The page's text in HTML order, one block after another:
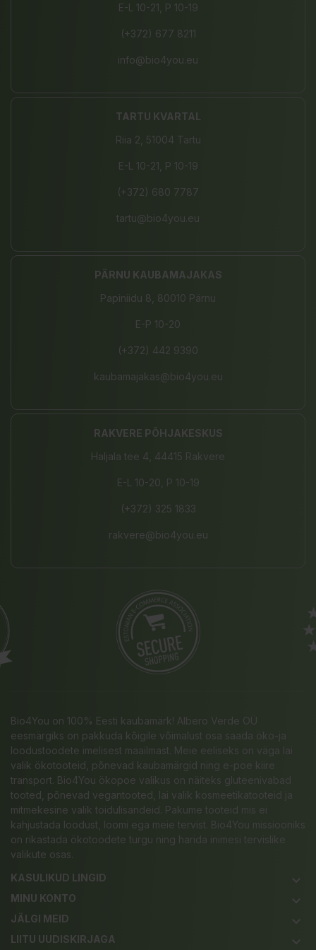
E-L 10-21, P 10-19
(+372) 677 8211
info@bio4you.eu
TARTU KVARTAL
Riia 2, 51004 Tartu
E-L 10-21, P 10-19
(+372) 680 7787
tartu@bio4you.eu
PÄRNU KAUBAMAJAKAS
Papiniidu 8, 80010 Pärnu
E-P 10-20
(+372) 442 9390
kaubamajakas@bio4you.eu
RAKVERE PÕHJAKESKUS
Haljala tee 4, 44415 Rakvere
E-L 10-20, P 10-19
(+372) 325 1833
rakvere@bio4you.eu
Bio4You on 100% Eesti kaubamärk! Albero Verde OÜ
eesmärgiks on pakkuda kõigile võimalust osa saada öko-ja
loodustoodete imelisest maailmast. Meie eeliseks on väga lai
valik ökotooteid, põnevad kaubamärgid ning e-poe kiire
transport. Bio4You ökopoe valikus on näiteks gluteenivabad
tooted, põnevad vegantooted, lai valik kosmeetikatooteid ja
mitmekesine valik toidulisandeid. Pakume tooteid mis ei
kahjustada loodust, loomi ega meie tervist. Bio4You missiooniks
on rikastada ökotoodete turgu ning harida inimesi tervislike
valikute osas.
KASULIKUD LINGID
keyboard_arrow_down
MINU KONTO keyboard_arrow_down
JÄLGI MEID keyboard_arrow_down
LIITU UUDISKIRJAGA keyboard_arrow_down